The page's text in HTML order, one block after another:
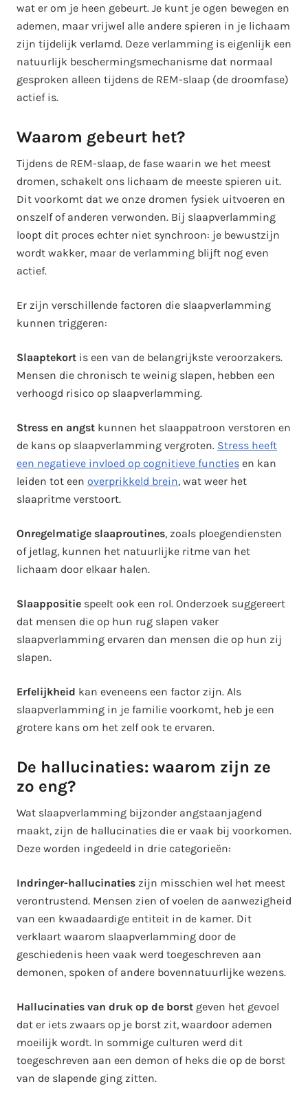
wat er om je heen gebeurt. Je kunt je ogen bewegen en
ademen, maar vrijwel alle andere spieren in je lichaam
zijn tijdelijk verlamd. Deze verlamming is eigenlijk een
natuurlijk beschermingsmechanisme dat normaal
gesproken alleen tijdens de REM-slaap (de droomfase)
actief is.
Waarom gebeurt het?
Tijdens de REM-slaap, de fase waarin we het meest
dromen, schakelt ons lichaam de meeste spieren uit.
Dit voorkomt dat we onze dromen fysiek uitvoeren en
onszelf of anderen verwonden. Bij slaapverlamming
loopt dit proces echter niet synchroon: je bewustzijn
wordt wakker, maar de verlamming blijft nog even
actief.
Er zijn verschillende factoren die slaapverlamming
kunnen triggeren:
Slaaptekort is een van de belangrijkste veroorzakers.
Mensen die chronisch te weinig slapen, hebben een
verhoogd risico op slaapverlamming.
Stress en angst kunnen het slaappatroon verstoren en
de kans op slaapverlamming vergroten. Stress heeft
een negatieve invloed op cognitieve functies en kan
leiden tot een overprikkeld brein, wat weer het
slaapritme verstoort.
Onregelmatige slaaproutines, zoals ploegendiensten
of jetlag, kunnen het natuurlijke ritme van het
lichaam door elkaar halen.
Slaappositie speelt ook een rol. Onderzoek suggereert
dat mensen die op hun rug slapen vaker
slaapverlamming ervaren dan mensen die op hun zij
slapen.
Erfelijkheid kan eveneens een factor zijn. Als
slaapverlamming in je familie voorkomt, heb je een
grotere kans om het zelf ook te ervaren.
De hallucinaties: waarom zijn ze
zo eng?
Wat slaapverlamming bijzonder angstaanjagend
maakt, zijn de hallucinaties die er vaak bij voorkomen.
Deze worden ingedeeld in drie categorieën:
Indringer-hallucinaties zijn misschien wel het meest
verontrustend. Mensen zien of voelen de aanwezigheid
van een kwaadaardige entiteit in de kamer. Dit
verklaart waarom slaapverlamming door de
geschiedenis heen vaak werd toegeschreven aan
demonen, spoken of andere bovennatuurlijke wezens.
Hallucinaties van druk op de borst geven het gevoel
dat er iets zwaars op je borst zit, waardoor ademen
moeilijk wordt. In sommige culturen werd dit
toegeschreven aan een demon of heks die op de borst
van de slapende ging zitten.